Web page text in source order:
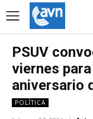
PSUV
viernes
aniversario
POLÍTICA